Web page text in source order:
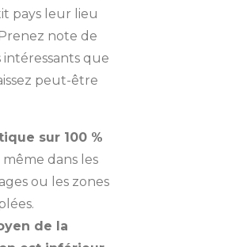
pays leur lieu
note de
que
peut-être
sur 100 %
même dans les
ou les zones
de la